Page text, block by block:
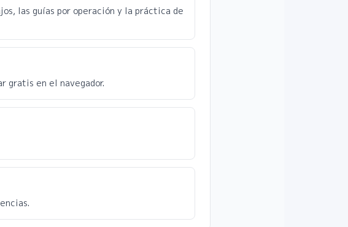
las guías por operación y la práctica de
gratis en el navegador.